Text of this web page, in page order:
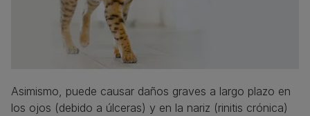
Asimismo, puede causar daños graves a largo plazo en
los ojos (debido a úlceras) y en la nariz (rinitis crónica)